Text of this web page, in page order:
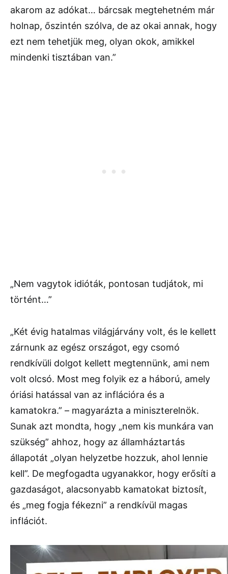
akarom az adókat… bárcsak megtehetném már
holnap, őszintén szólva, de az okai annak, hogy
ezt nem tehetjük meg, olyan okok, amikkel
mindenki tisztában van.”
„Nem vagytok idióták, pontosan tudjátok, mi
történt…”
„Két évig hatalmas világjárvány volt, és le kellett
zárnunk az egész országot, egy csomó
rendkívüli dolgot kellett megtennünk, ami nem
volt olcsó. Most meg folyik ez a háború, amely
óriási hatással van az inflációra és a
kamatokra.” – magyarázta a miniszterelnök.
Sunak azt mondta, hogy „nem kis munkára van
szükség” ahhoz, hogy az államháztartás
állapotát „olyan helyzetbe hozzuk, ahol lennie
kell”. De megfogadta ugyanakkor, hogy erősíti a
gazdaságot, alacsonyabb kamatokat biztosít,
és „meg fogja fékezni” a rendkívül magas
inflációt.